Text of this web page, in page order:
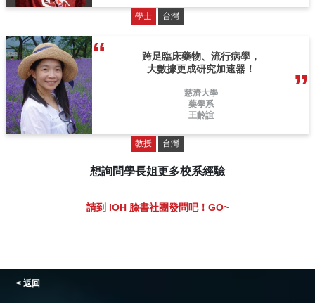
學士 台灣
跨足臨床藥物、流行病學，
大數據更成研究加速器！
慈濟大學
藥學系
王齡誼
教授 台灣
想詢問學長姐更多校系經驗
請到 IOH 臉書社團發問吧！GO~
< 返回